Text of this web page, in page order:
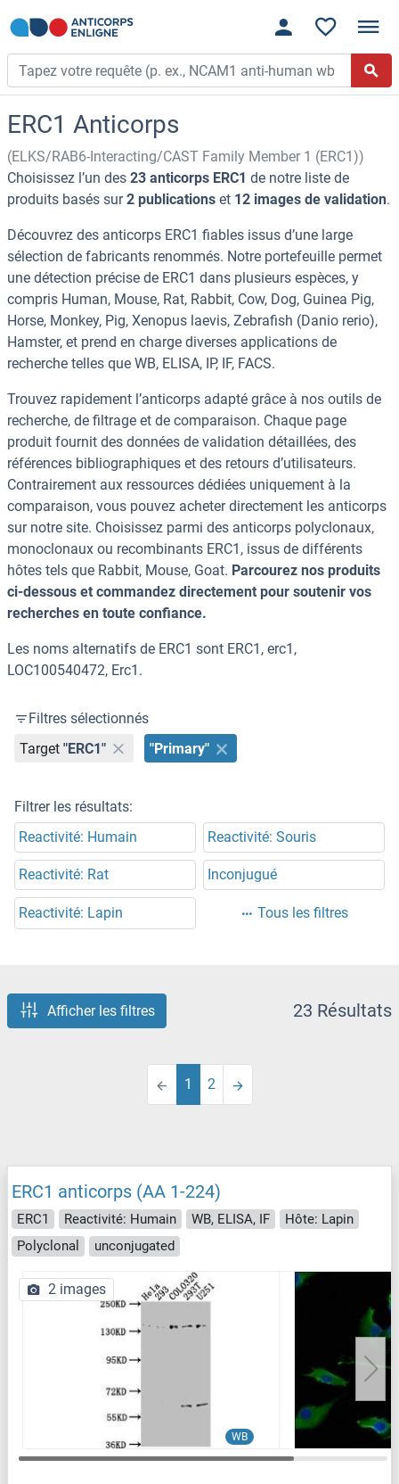
ERC1 Anticorps
(ELKS/RAB6-Interacting/CAST Family Member 1 (ERC1))
Choisissez l’un des 23 anticorps ERC1 de notre liste de
produits basés sur2 publications et 12 images de validation.
Découvrez des anticorps ERC1 fiables issus d’une large
sélection de fabricants renommés. Notre portefeuille permet
une détection précise de ERC1 dans plusieurs espèces, y
compris Human, Mouse, Rat, Rabbit, Cow, Dog, Guinea Pig,
Horse, Monkey, Pig, Xenopus laevis, Zebrafish (Danio rerio),
Hamster, et prend en charge diverses applications de
recherche telles que WB, ELISA, IP, IF, FACS.
Trouvez rapidement l’anticorps adapté grâce à nos outils de
recherche, de filtrage et de comparaison. Chaque page
produit fournit des données de validation détaillées, des
références bibliographiques et des retours d’utilisateurs.
Contrairement aux ressources dédiées uniquement à la
comparaison, vous pouvez acheter directement les anticorps
sur notre site. Choisissez parmi des anticorps polyclonaux,
monoclonaux ou recombinants ERC1, issus de différents
hôtes tels que Rabbit, Mouse, Goat. Parcourez nos produits
ci-dessous et commandez directement pour soutenir vos
recherches en toute confiance.
Les noms alternatifs de ERC1 sont ERC1, erc1,
LOC100540472, Erc1.
Filtres sélectionnés
Target "ERC1" "Primary"
Filtrer les résultats:
Reactivité: Humain
Reactivité: Souris
Reactivité: Rat Inconjugué
Reactivité: Lapin Tous les filtres
Afficher les filtres 23 Résultats
1 2
ERC1 anticorps (AA 1-224)
ERC1 Reactivité: Humain WB, ELISA, IF
Hôte: Lapin
Polyclonal
unconjugated
WB
2 images